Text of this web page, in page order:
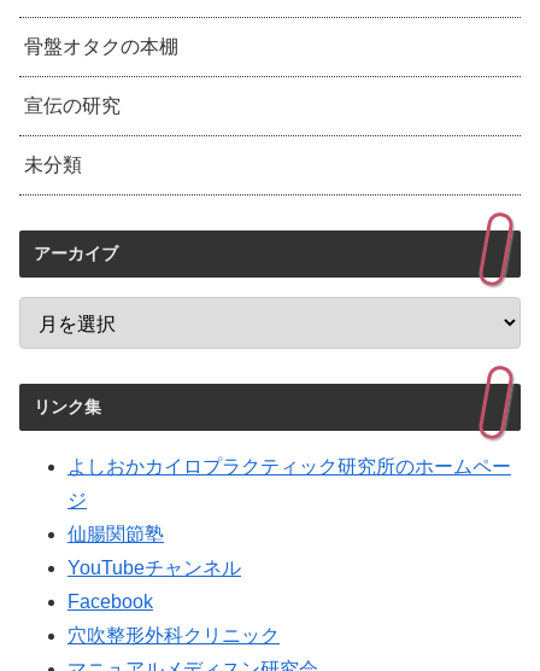
骨盤オタクの本棚
宣伝の研究
未分類
アーカイブ
リンク集
よしおかカイロプラクティック研究所のホームペー
ジ
仙腸関節塾
YouTubeチャンネル
Facebook
穴吹整形外科クリニック